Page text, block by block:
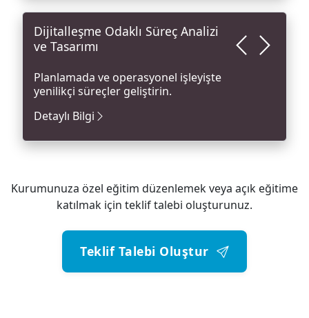
code
Dijitalleşme Odaklı Süreç Analizi
ve Tasarımı
Planlamada ve operasyonel işleyişte
yenilikçi süreçler geliştirin.
Detaylı Bilgi
Kurumunuza özel eğitim düzenlemek veya açık eğitime
katılmak için teklif talebi oluşturunuz.
Teklif Talebi Oluştur